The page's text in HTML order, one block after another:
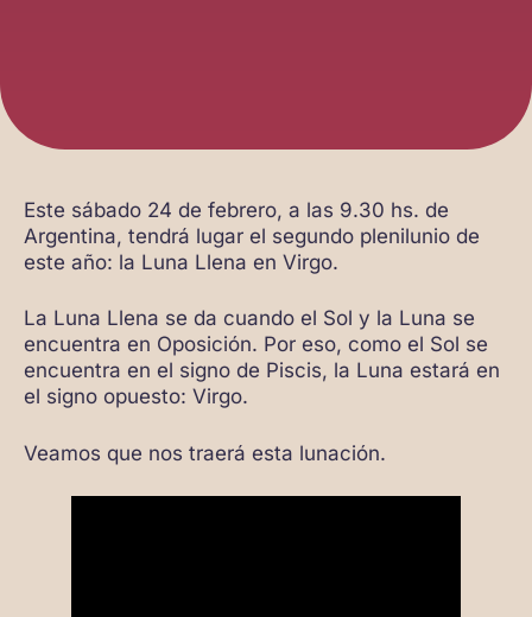
Este sábado 24 de febrero, a las 9.30 hs. de
Argentina, tendrá lugar el segundo plenilunio de
este año: la Luna Llena en Virgo.
La Luna Llena se da cuando el Sol y la Luna se
encuentra en Oposición. Por eso, como el Sol se
encuentra en el signo de Piscis, la Luna estará en
el signo opuesto: Virgo.
Veamos que nos traerá esta lunación.